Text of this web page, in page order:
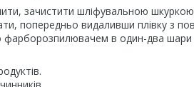
зачистити шліфувальною
попередньо видаливши плівку з
в один-два шари